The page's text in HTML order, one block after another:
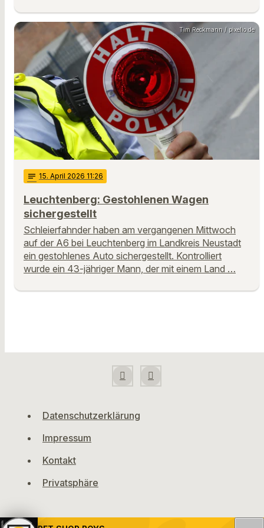
Tim Reckmann / pixelio.de
notes 15. April 2026 11:26
Leuchtenberg: Gestohlenen Wagen
sichergestellt
Schleierfahnder haben am vergangenen Mittwoch
auf der A6 bei Leuchtenberg im Landkreis Neustadt
ein gestohlenes Auto sichergestellt. Kontrolliert
wurde ein 43-jähriger Mann, der mit einem Land …
Datenschutzerklärung
Impressum
Kontakt
Privatsphäre